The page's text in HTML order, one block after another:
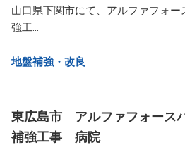
山口県下関市にて、アルファフォ
強工...
地盤補強・改良​
東広島市 アルファフォース
補強工事 病院